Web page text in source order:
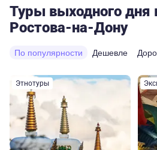
Туры выходного дня
Ростова-на-Дону
По популярности Дешевле
Этнотуры